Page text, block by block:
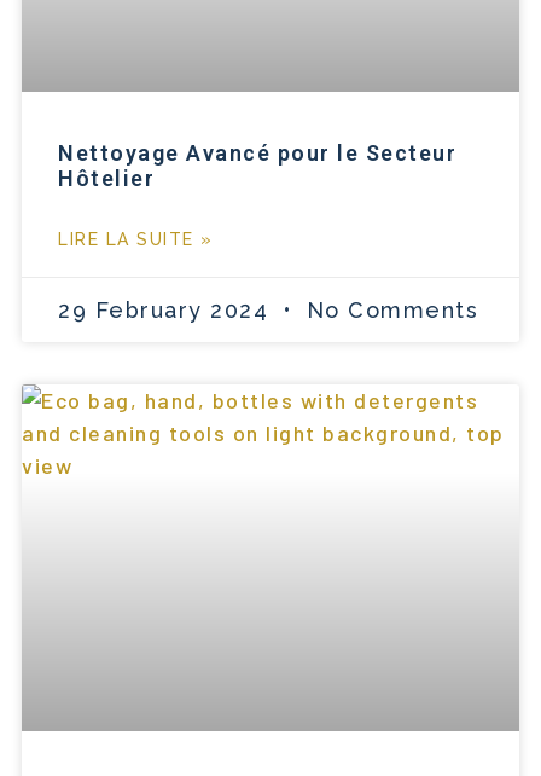
Nettoyage Avancé pour le Secteur
Hôtelier
LIRE LA SUITE »
29 February 2024 No Comments